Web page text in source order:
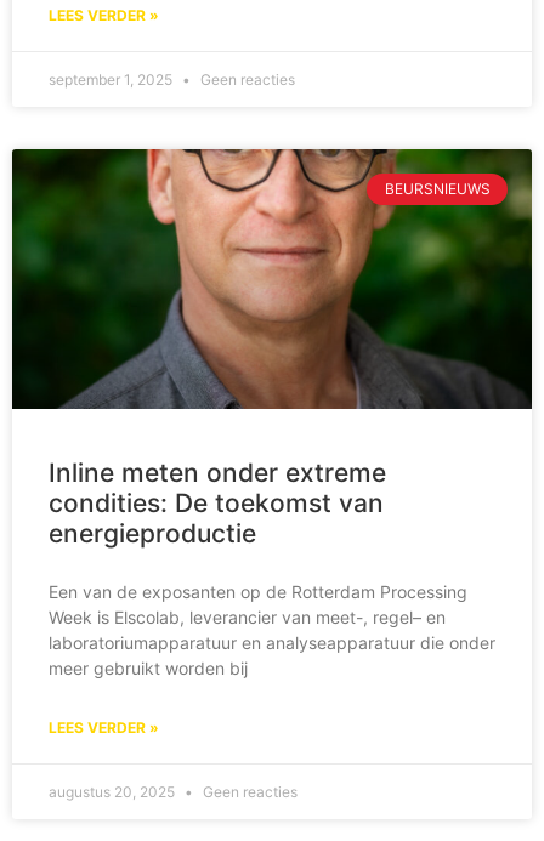
LEES VERDER »
september 1, 2025 Geen reacties
BEURSNIEUWS
Inline meten onder extreme
condities: De toekomst van
energieproductie
Een van de exposanten op de Rotterdam Processing
Week is Elscolab, leverancier van meet-, regel– en
laboratoriumapparatuur en analyseapparatuur die onder
meer gebruikt worden bij
LEES VERDER »
augustus 20, 2025 Geen reacties